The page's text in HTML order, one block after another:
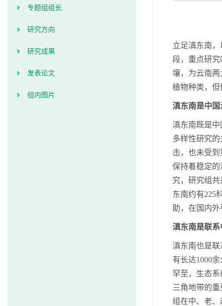
专题组组长
研究方向
研究成果
发表论文
组内图片
立足滇东南
段，重点研
壤，为云南
植物种类，
滇东南是中
滇东南既是
多样性研究
击，也未受
保持着稳定
究，研究组
东南约有225
助，在国内
滇东南是联
滇东南也是
有长达1000
罕至，生态
三角地带的
组在中、老